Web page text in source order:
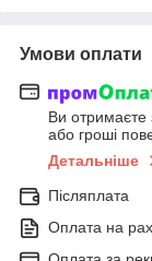
Умови оплати
Ви отримаєте
або гроші
Детальніше
Післяплата
Оплата на